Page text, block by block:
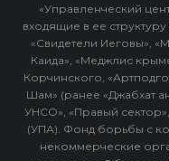
«Управленческий
входящие в ее
«Свидетели Иеговы»,
Каида», «Меджлис
Корчинского,
Шам» (ранее «Джабхат
УНСО», «Правый
(УПА). Фонд борьбы с
некоммерческие